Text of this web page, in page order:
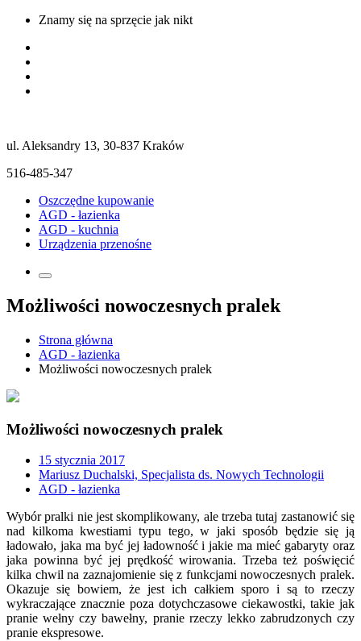
Znamy się na sprzęcie jak nikt
ul. Aleksandry 13, 30-837 Kraków
516-485-347
Oszczędne kupowanie
AGD - łazienka
AGD - kuchnia
Urządzenia przenośne
Możliwości nowoczesnych pralek
Strona główna
AGD - łazienka
Możliwości nowoczesnych pralek
Możliwości nowoczesnych pralek
15 stycznia 2017
Mariusz Duchalski, Specjalista ds. Nowych Technologii
AGD - łazienka
Wybór pralki nie jest skomplikowany, ale trzeba tutaj zastanowić się
nad kilkoma kwestiami typu tego, w jaki sposób będzie się ją
ładowało, jaka ma być jej ładowność i jakie ma mieć gabaryty oraz
jaka powinna być jej prędkość wirowania. Trzeba też poświęcić
kilka chwil na zaznajomienie się z funkcjami nowoczesnych pralek.
Okazuje się bowiem, że jest ich całkiem sporo i są to rzeczy
wykraczające znacznie poza dotychczasowe ciekawostki, takie jak
pranie wełny czy bawełny, pranie rzeczy lekko zabrudzonych czy
pranie ekspresowe.